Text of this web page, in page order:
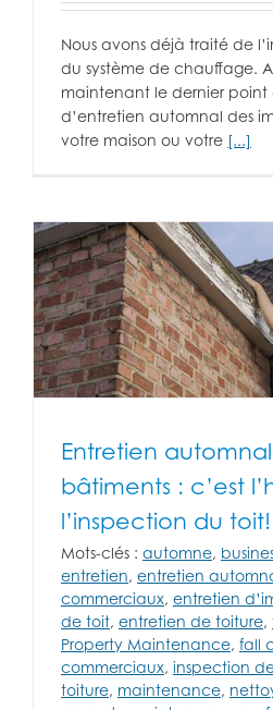
Nous avons déjà traité de
du système de chauffage.
maintenant le dernier point
d’entretien automnal des
votre maison ou votre [...]
Entretien
bâtiments : c’est
l’inspection du toit!
Mots-clés : automne,
entretien, entretien
commerciaux, entretien
de toit, entretien de toiture,
Property Maintenance, fall
commerciaux, inspection
toiture, maintenance,